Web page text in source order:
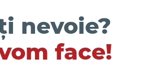
nevoie?
face!